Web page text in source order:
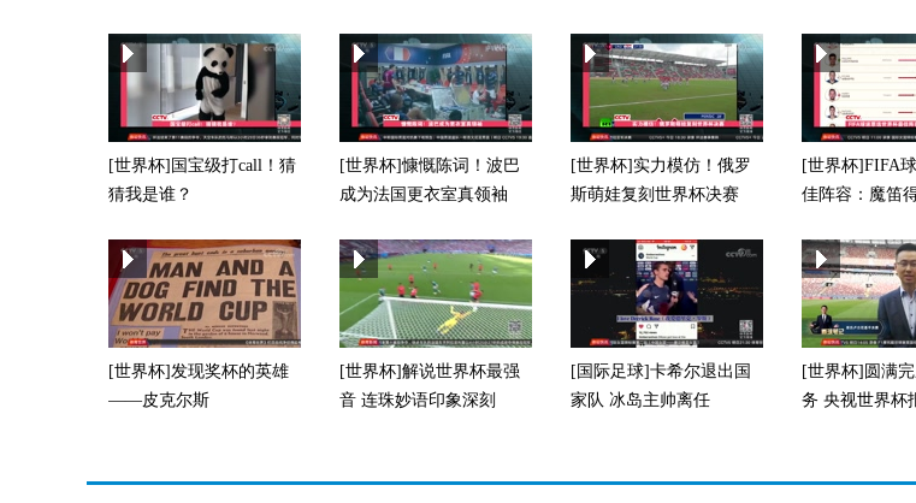
[世界杯最前线]法国：阵容齐
整 轻松备战
[世界杯最前线]焦灿：球队状
态关系到比赛结果
[世界杯]国宝级打call！猜
猜我是谁？
[世界杯]慷慨陈词！波巴
成为法国更衣室真领袖
[世界杯]实力模仿！俄罗
斯萌娃复刻世界杯决赛
[世界杯]FIFA
佳阵容：魔笛
[世界杯]发现奖杯的英雄
——皮克尔斯
[世界杯]解说世界杯最强
音 连珠妙语印象深刻
[国际足球]卡希尔退出国
家队 冰岛主帅离任
[世界杯]圆满
务 央视世界杯